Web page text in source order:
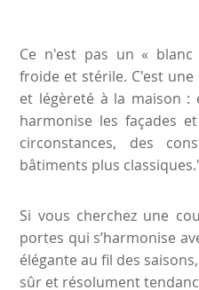
Ce n'est pas un «
froide et stérile. C'est
et légèreté à la maison :
harmonise les façades
circonstances, des
bâtiments plus classiques.'
Si vous cherchez une
portes qui s’harmonise
élégante au fil des
sûr et résolument